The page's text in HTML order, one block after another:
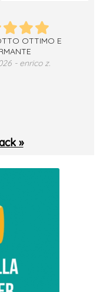
OTTIMO E
- enrico z.
»